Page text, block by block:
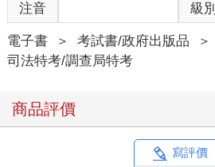
注音 級別
電子書 ＞ 考試書/政府出版品 ＞
司法特考/調查局特考
商品評價
寫評價